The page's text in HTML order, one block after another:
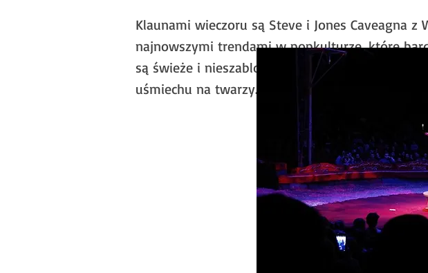
Klaunami wieczoru są Steve i Jones Caveagna z
najnowszymi trendami w popkulturze, które
są świeże i nieszablonowe, a humor -
uśmiechu na twarzy.